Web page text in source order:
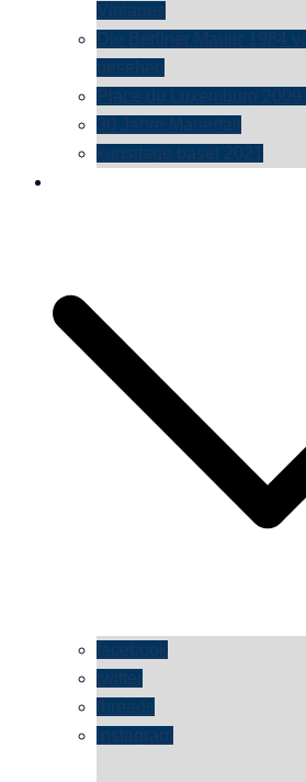
Vintages
Die Berliner Mauer 1984
gesehen
Place du Luxemburg 2009
30 Jahre Mauerfall
kunsttage basel 2021
facebook
twitter
threads
instagram